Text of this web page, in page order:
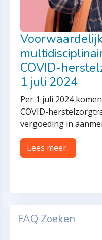
COVID-
1 juli 2024
Per 1 juli 2024
COVID-
vergoeding in
Lees meer..
FAQ Zoeken